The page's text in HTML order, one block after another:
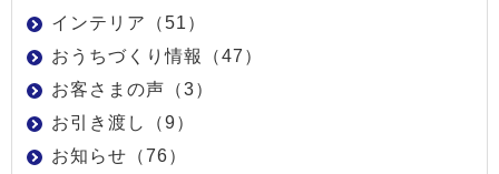
インテリア（51）
おうちづくり情報（47）
お客さまの声（3）
お引き渡し（9）
お知らせ（76）